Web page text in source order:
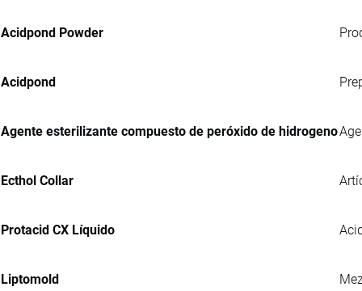
Acidpond Powder
Acidpond
Agente esterilizante compuesto de peróxido de hidrogeno
Ecthol Collar
Protacid CX Líquido
Liptomold